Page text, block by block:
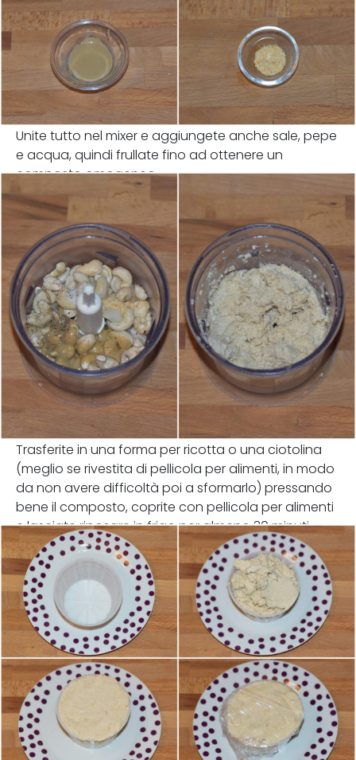
Unite tutto nel mixer e aggiungete anche sale, pepe
e acqua, quindi frullate fino ad ottenere un
composto omogeneo.
Trasferite in una forma per ricotta o una ciotolina
(meglio se rivestita di pellicola per alimenti, in modo
da non avere difficoltà poi a sformarlo) pressando
bene il composto, coprite con pellicola per alimenti
e lasciate riposare in frigo per almeno 30 minuti.